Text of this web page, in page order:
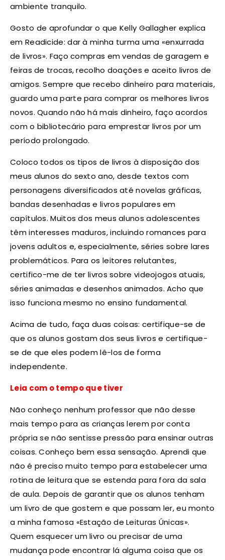
ambiente tranquilo.
Gosto de aprofundar o que Kelly Gallagher explica
em Readicide: dar à minha turma uma «enxurrada
de livros». Faço compras em vendas de garagem e
feiras de trocas, recolho doações e aceito livros de
amigos. Sempre que recebo dinheiro para materiais,
guardo uma parte para comprar os melhores livros
novos. Quando não há mais dinheiro, faço acordos
com o bibliotecário para emprestar livros por um
período prolongado.
Coloco todos os tipos de livros à disposição dos
meus alunos do sexto ano, desde textos com
personagens diversificados até novelas gráficas,
bandas desenhadas e livros populares em
capítulos. Muitos dos meus alunos adolescentes
têm interesses maduros, incluindo romances para
jovens adultos e, especialmente, séries sobre lares
problemáticos. Para os leitores relutantes,
certifico-me de ter livros sobre videojogos atuais,
séries animadas e desenhos animados. Acho que
isso funciona mesmo no ensino fundamental.
Acima de tudo, faça duas coisas: certifique-se de
que os alunos gostam dos seus livros e certifique-
se de que eles podem lê-los de forma
independente.
Leia com o tempo que tiver
Não conheço nenhum professor que não desse
mais tempo para as crianças lerem por conta
própria se não sentisse pressão para ensinar outras
coisas. Conheço bem essa sensação. Aprendi que
não é preciso muito tempo para estabelecer uma
rotina de leitura que se estenda para fora da sala
de aula. Depois de garantir que os alunos tenham
um livro de que gostem e que possam ler, eu monto
a minha famosa «Estação de Leituras Únicas».
Quem esquecer um livro ou precisar de uma
mudança pode encontrar lá alguma coisa que os